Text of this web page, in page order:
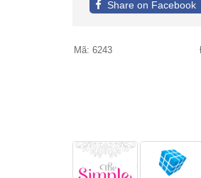
Share on Facebook
Mã: 6243